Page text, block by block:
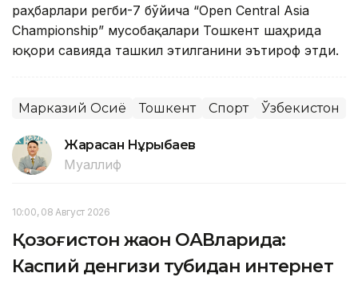
раҳбарлари регби-7 бўйича “Open Central Asia
Championship” мусобақалари Тошкент шаҳрида
юқори савияда ташкил этилганини эътироф этди.
Марказий Осиё Тошкент Спорт Ўзбекистон
Жарасқан Нұрыбаев
Муаллиф
10:00, 08 Август 2026
Қозоғистон жаҳон ОАВларида:
Каспий денгизи тубидан интернет